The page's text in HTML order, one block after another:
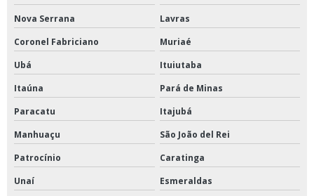
Nova Serrana
Lavras
Coronel Fabriciano
Muriaé
Ubá
Ituiutaba
Itaúna
Pará de Minas
Paracatu
Itajubá
Manhuaçu
São João del Rei
Patrocínio
Caratinga
Unaí
Esmeraldas